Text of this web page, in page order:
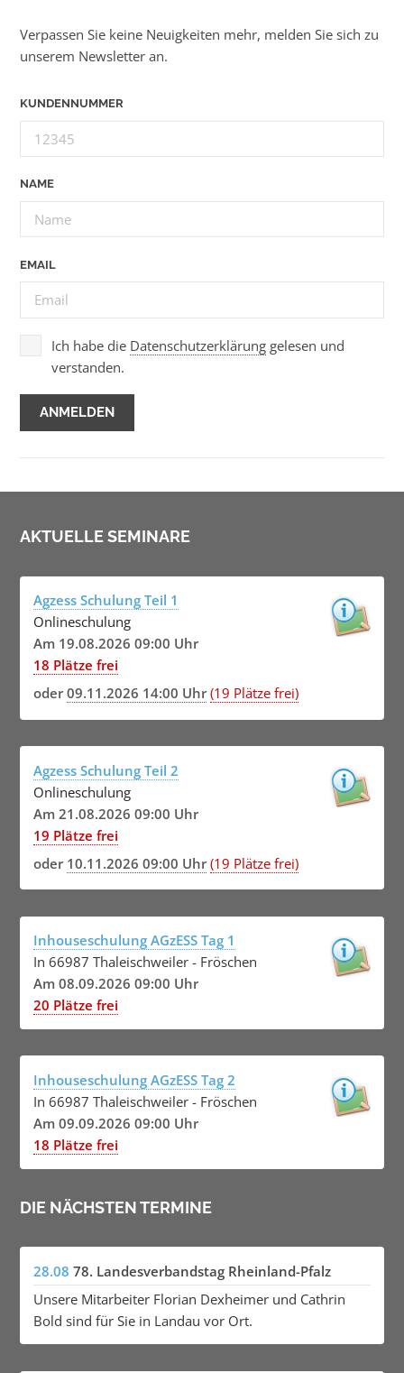
Verpassen Sie keine Neuigkeiten mehr, melden Sie sich zu
unserem Newsletter an.
KUNDENNUMMER
NAME
EMAIL
Ich habe die Datenschutzerklärung gelesen und
verstanden.
AKTUELLE SEMINARE
Agzess Schulung Teil 1
Onlineschulung
Am 19.08.2026 09:00 Uhr
18 Plätze frei
oder09.11.2026 14:00 Uhr (19 Plätze frei)
Agzess Schulung Teil 2
Onlineschulung
Am 21.08.2026 09:00 Uhr
19 Plätze frei
oder 10.11.2026 09:00 Uhr (19 Plätze frei)
Inhouseschulung AGzESS Tag 1
In 66987 Thaleischweiler - Fröschen
Am 08.09.2026 09:00 Uhr
20 Plätze frei
Inhouseschulung AGzESS Tag 2
In 66987 Thaleischweiler - Fröschen
Am 09.09.2026 09:00 Uhr
18 Plätze frei
DIE NÄCHSTEN TERMINE
28.08 78. Landesverbandstag Rheinland-Pfalz
Unsere Mitarbeiter Florian Dexheimer und Cathrin
Bold sind für Sie in Landau vor Ort.